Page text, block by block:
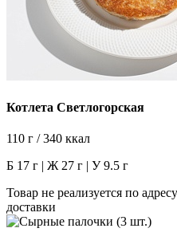
Котлета Светлогорская
110 г / 340 ккал
Б 17 г | Ж 27 г | У 9.5 г
Товар не реализуется по
доставки